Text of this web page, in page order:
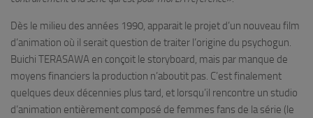
Dès le milieu des années 1990, apparait le projet d’un nouveau film
d’animation où il serait question de traiter l’origine du psychogun.
Buichi TERASAWA en conçoit le storyboard, mais par manque de
moyens financiers la production n’aboutit pas. C’est finalement
quelques deux décennies plus tard, et lorsqu’il rencontre un studio
d’animation entièrement composé de femmes fans de la série (le